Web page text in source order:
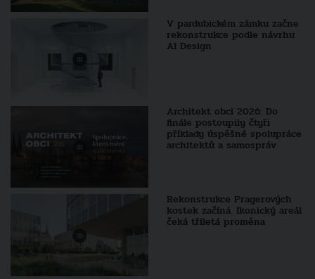
V pardubickém zámku začne
rekonstrukce podle návrhu
AI Design
Architekt obci 2026: Do
finále postoupily čtyři
příklady úspěšné spolupráce
architektů a samospráv
Rekonstrukce Pragerových
kostek začíná. Ikonický areál
čeká tříletá proměna